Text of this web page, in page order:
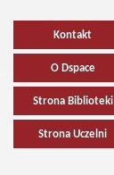
Kontakt
O Dspace
Strona Biblioteki
Strona Uczelni